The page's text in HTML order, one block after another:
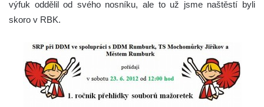
výfuk oddělil od svého nosníku, ale to už jsme naštěstí byli
skoro v RBK.